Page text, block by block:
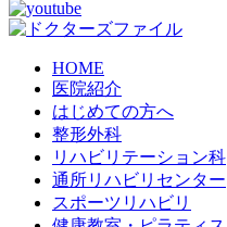
HOME
医院紹介
はじめての方へ
整形外科
リハビリテーション科
通所リハビリセンター
スポーツリハビリ